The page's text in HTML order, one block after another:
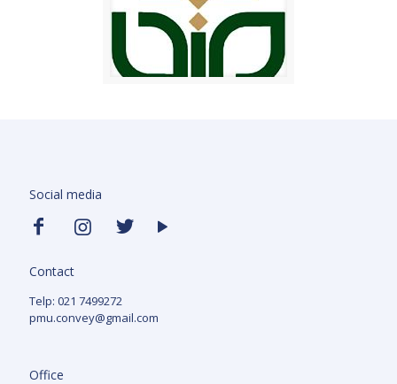
Social media
Contact
Telp: 021 7499272
pmu.convey@gmail.com
Office